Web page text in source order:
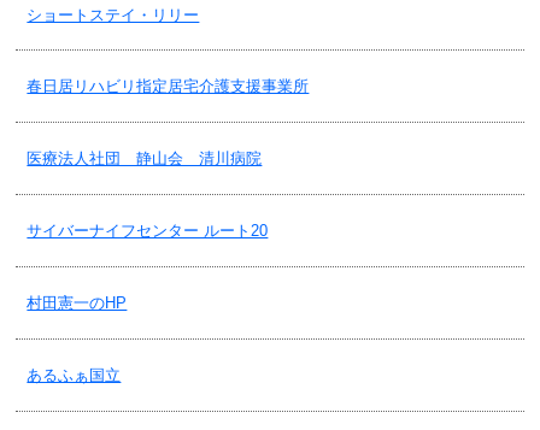
デイサービス(予防含)・重要事項説明書！
2026/04/24
グループホーム(予防含)・重要事項説明書！
2026/04/24
訪問リハビリ(予防含)・重要事項説明書！
2026/04/24
ケア24堀ノ内・重要事項説明書！
2026/04/24
ショートステイ・リリー
春日居リハビリ指定居宅介護支援事業所
医療法人社団 静山会 清川病院
サイバーナイフセンター ルート20
村田憲一のHP
あるふぁ国立